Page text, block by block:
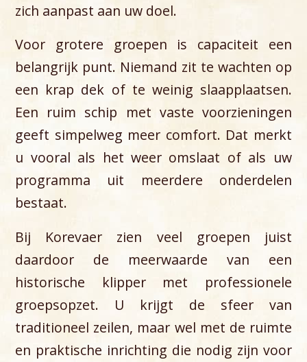
zich aanpast aan uw doel.
Voor grotere groepen is capaciteit een
belangrijk punt. Niemand zit te wachten op
een krap dek of te weinig slaapplaatsen.
Een ruim schip met vaste voorzieningen
geeft simpelweg meer comfort. Dat merkt
u vooral als het weer omslaat of als uw
programma uit meerdere onderdelen
bestaat.
Bij Korevaer zien veel groepen juist
daardoor de meerwaarde van een
historische klipper met professionele
groepsopzet. U krijgt de sfeer van
traditioneel zeilen, maar wel met de ruimte
en praktische inrichting die nodig zijn voor